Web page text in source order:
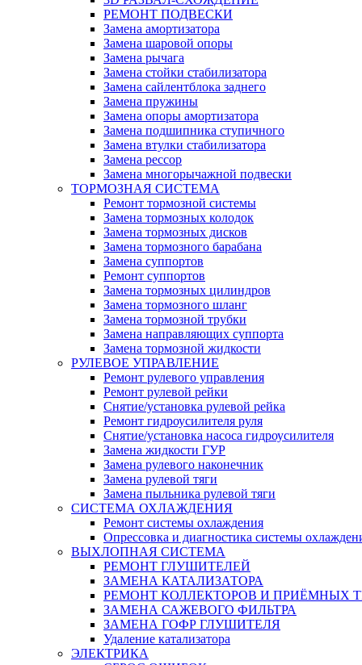
РЕМОНТ ПОДВЕСКИ
Замена амортизатора
Замена шаровой опоры
Замена рычага
Замена стойки стабилизатора
Замена сайлентблока заднего
Замена пружины
Замена опоры амортизатора
Замена подшипника ступичного
Замена втулки стабилизатора
Замена рессор
Замена многорычажной подвески
ТОРМОЗНАЯ СИСТЕМА
Ремонт тормозной системы
Замена тормозных колодок
Замена тормозных дисков
Замена тормозного барабана
Замена суппортов
Ремонт суппортов
Замена тормозных цилиндров
Замена тормозного шланг
Замена тормозной трубки
Замена направляющих суппорта
Замена тормозной жидкости
РУЛЕВОЕ УПРАВЛЕНИЕ
Ремонт рулевого управления
Ремонт рулевой рейки
Снятие/установка рулевой рейка
Ремонт гидроусилителя руля
Снятие/установка насоса гидроусилителя
Замена жидкости ГУР
Замена рулевого наконечник
Замена рулевой тяги
Замена пыльника рулевой тяги
СИСТЕМА ОХЛАЖДЕНИЯ
Ремонт системы охлаждения
Опрессовка и диагностика системы
ВЫХЛОПНАЯ СИСТЕМА
РЕМОНТ ГЛУШИТЕЛЕЙ
ЗАМЕНА КАТАЛИЗАТОРА
РЕМОНТ КОЛЛЕКТОРОВ И ПРИЁМНЫХ
ЗАМЕНА САЖЕВОГО ФИЛЬТРА
ЗАМЕНА ГОФР ГЛУШИТЕЛЯ
Удаление катализатора
ЭЛЕКТРИКА